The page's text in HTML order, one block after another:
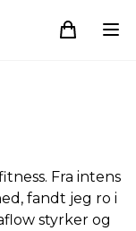
Fra intens
fandt jeg ro i
styrker og